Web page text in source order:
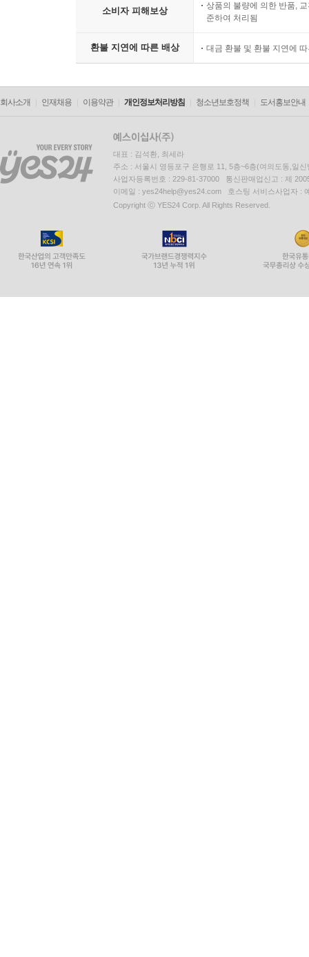
소비자 피해보상
상품의 불량에 의한 반품,
준하여 처리됨
환불 지연에 따른 배상 대금 환불 및 환불 지연에
회사소개 인재채용 이용약관 개인정보처리방침 청소년보호정책 도서홍보안내
대표 : 김석환, 최세라
주소 : 서울시 영등포구 은행로 11, 5층~6층(여의도동,일신
사업자등록번호 : 229-81-37000 통신판매업신고 : 제
이메일 : yes24help@yes24.com 호스팅 서비스사업자 :
Copyright ⓒ YES24 Corp. All Rights Reserved.